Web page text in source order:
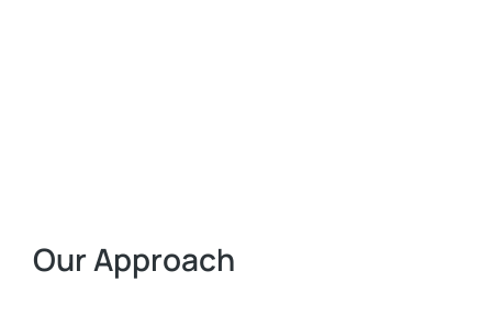
Our Approach